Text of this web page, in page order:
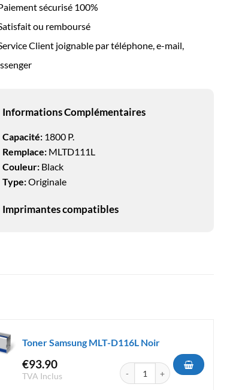
sécurisé 100%
ou remboursé
Client joignable par téléphone, e-mail,
Informations Complémentaires
Capacité:1800 P.
Remplace: MLTD111L
Couleur: Black
Type:Originale
Imprimantes compatibles
Noir
Toner Samsung MLT-D116L Noir
€93.90
TVA Inclus
quantité de Toner Samsung MLT-